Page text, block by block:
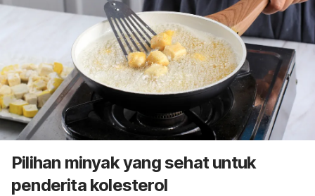
Pilihan minyak yang sehat untuk
penderita kolesterol